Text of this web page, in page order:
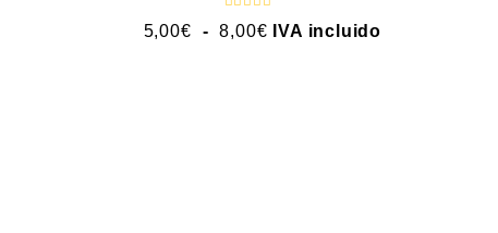
V
a
5,00€ - 8,00€ IVA incluido